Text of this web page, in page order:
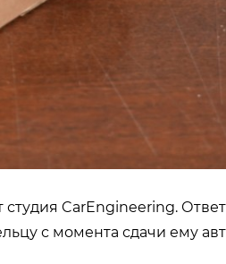
CarEngineering.
с момента сдачи ему